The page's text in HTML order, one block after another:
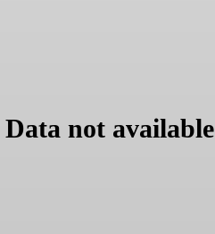
Data not available